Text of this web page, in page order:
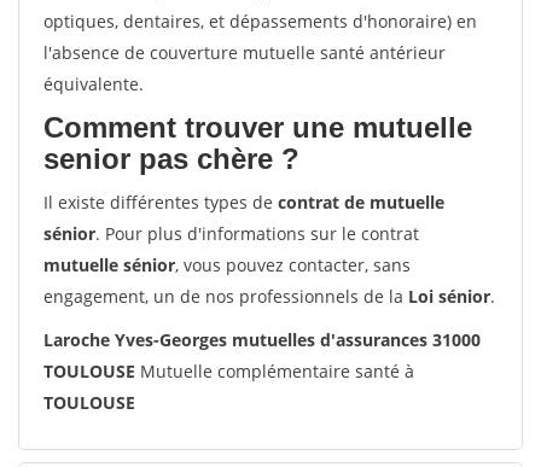
optiques, dentaires, et dépassements d'honoraire) en
l'absence de couverture mutuelle santé antérieur
équivalente.
Comment trouver une mutuelle
senior pas chère ?
Il existe différentes types de contrat de mutuelle
sénior. Pour plus d'informations sur le contrat
mutuelle sénior, vous pouvez contacter, sans
engagement, un de nos professionnels de la Loi sénior.
Laroche Yves-Georges mutuelles d'assurances 31000
TOULOUSE Mutuelle complémentaire santé à
TOULOUSE